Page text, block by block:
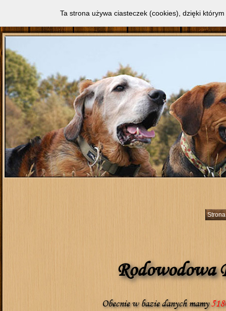
Rodowodowa
Obecnie w bazie danych mamy
Ta strona używa ciasteczek (cookies), dzięki